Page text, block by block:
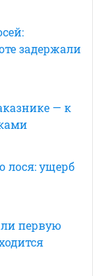
задержали
— к
лося: ущерб
первую